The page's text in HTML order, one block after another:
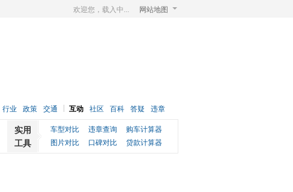
网站地图
欢迎您，载入中...
行业 政策 交通 互动 社区 百科 答疑 违章
实用
工具
车型对比 违章查询
购车计算器
图片对比
口碑对比 贷款计算器